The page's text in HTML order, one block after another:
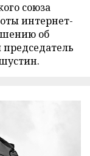
союза
интернет-
об